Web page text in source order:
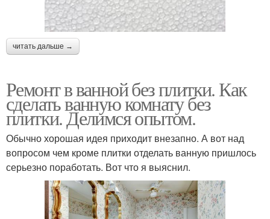
читать дальше →
Ремонт в ванной без плитки. Как
сделать ванную комнату без
плитки. Делимся опытом.
Обычно хорошая идея приходит внезапно. А вот над
вопросом чем кроме плитки отделать ванную пришлось
серьезно поработать. Вот что я выяснил.